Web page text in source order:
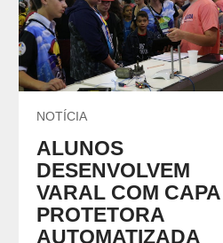
FORMAÇÃO DE
a gestão e
e aprendizagem ativa.
LMS PORTAL DO
Acervo Virtual
NOTÍCIA
ALUNOS
DESENVOLVEM
VARAL COM CAPA
PROTETORA
AUTOMATIZADA